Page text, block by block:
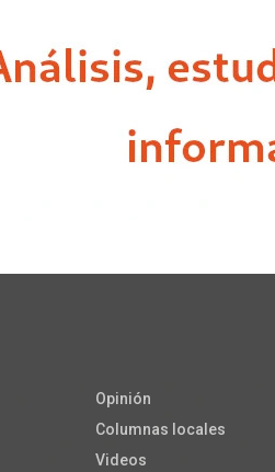
Opinión
Columnas locales
Videos